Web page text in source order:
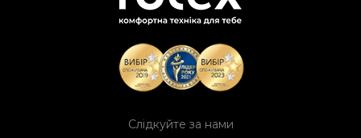
Слідкуйте за нами